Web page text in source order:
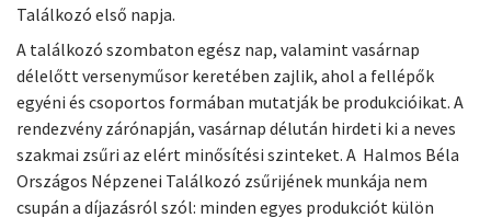
Találkozó első napja.
A találkozó szombaton egész nap, valamint vasárnap
délelőtt versenyműsor keretében zajlik, ahol a fellépők
egyéni és csoportos formában mutatják be produkcióikat. A
rendezvény zárónapján, vasárnap délután hirdeti ki a neves
szakmai zsűri az elért minősítési szinteket. A Halmos Béla
Országos Népzenei Találkozó zsűrijének munkája nem
csupán a díjazásról szól: minden egyes produkciót külön